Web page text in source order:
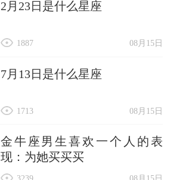
2月23日是什么星座
08月15日
1887
7月13日是什么星座
08月15日
1713
金牛座男生喜欢一个人的表
现：为她买买买